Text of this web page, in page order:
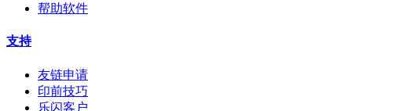
帮助软件
支持
友链申请
印前技巧
乐闪客户